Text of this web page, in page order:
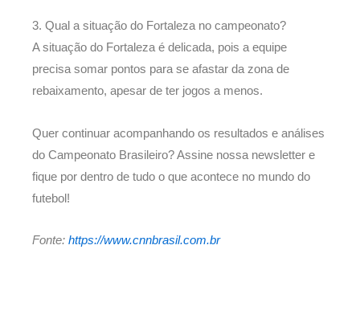
3. Qual a situação do Fortaleza no campeonato?
A situação do Fortaleza é delicada, pois a equipe
precisa somar pontos para se afastar da zona de
rebaixamento, apesar de ter jogos a menos.
Quer continuar acompanhando os resultados e análises
do Campeonato Brasileiro? Assine nossa newsletter e
fique por dentro de tudo o que acontece no mundo do
futebol!
Fonte: https://www.cnnbrasil.com.br